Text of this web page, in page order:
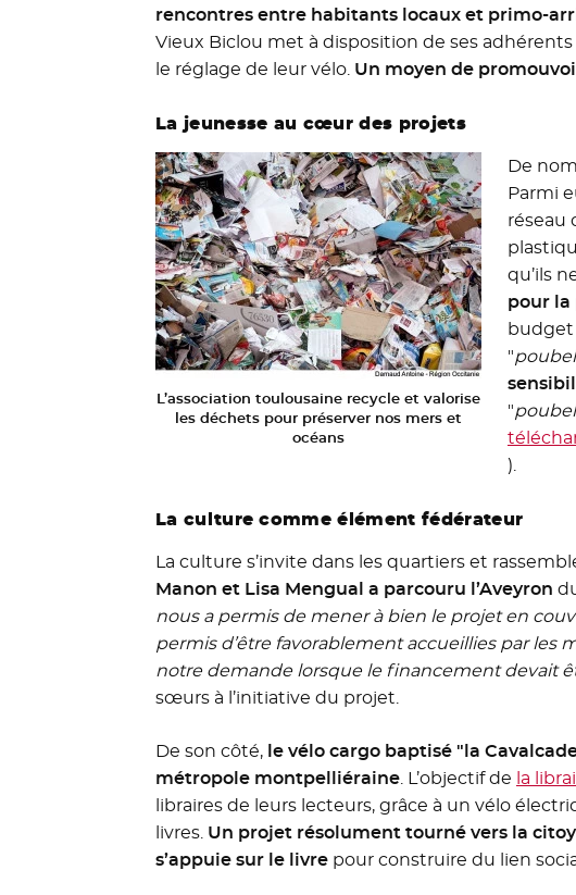
rencontres entre habitants locaux et primo-
Vieux Biclou met à disposition de ses
le réglage de leur vélo. Un moyen de
La jeunesse au cœur des projets
L’association toulousaine recycle et valorise
les déchets pour préserver nos mers et
océans
De
Parmi
réseau
qu’ils
pour la
budget
"
"
).
La culture comme élément fédérateur
La culture s’invite dans les quartiers et
Manon et Lisa Mengual a parcouru l’Aveyron
nous a permis de mener à bien le projet en
permis d’être favorablement accueillies par les
notre demande lorsque le financement devait
sœurs à l’initiative du projet.
De son côté, le vélo cargo baptisé "la
métropole montpelliéraine. L’objectif de la
libraires de leurs lecteurs, grâce à un vélo
livres. Un projet résolument tourné vers la
s’appuie sur le livrepour construire du lien